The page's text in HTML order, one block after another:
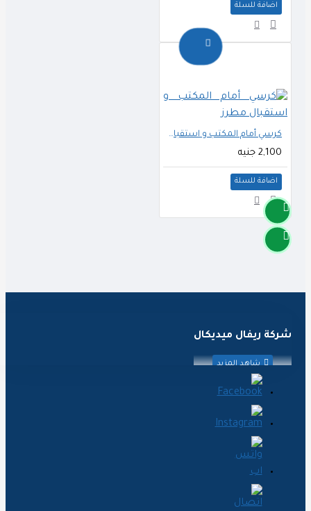
اضافة للسلة
كرسي أمام المكتب و استقبال مطرز
2,100 جنيه
اضافة للسلة
ريفال ميديكال